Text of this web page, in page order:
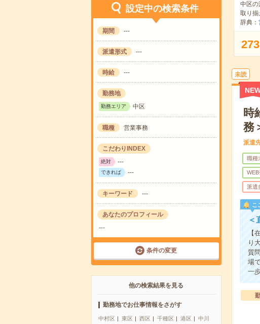
設定中の検索条件
期間 ---
派遣形式 ---
時給 ---
勤務地
勤務エリア 中区
職種 営業事務
こだわりINDEX
絶対 ---
できれば ---
キーワード ---
あなたのプロフィール
---
条件の変更
他の検索結果を見る
勤務地でお仕事情報をさがす
中村区 東区 西区 千種区 港区
中川
中区の
取り揃
辞典：
273
未読
時
務
派遣
職種
派遣
こ
＜
【
り
質
場
一